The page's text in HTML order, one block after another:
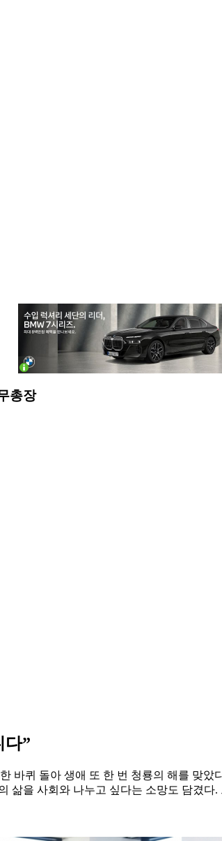
총장
다”
바퀴 돌아 생애 또 한 번 청룡의 해를 맞
삶을 사회와 나누고 싶다는 소망도 담겼